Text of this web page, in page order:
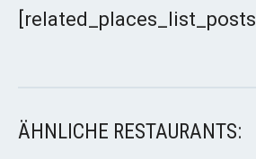
[related_places_list_posts]
ÄHNLICHE RESTAURANTS: